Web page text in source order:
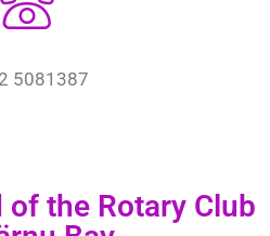
5081387
the Rotary Club